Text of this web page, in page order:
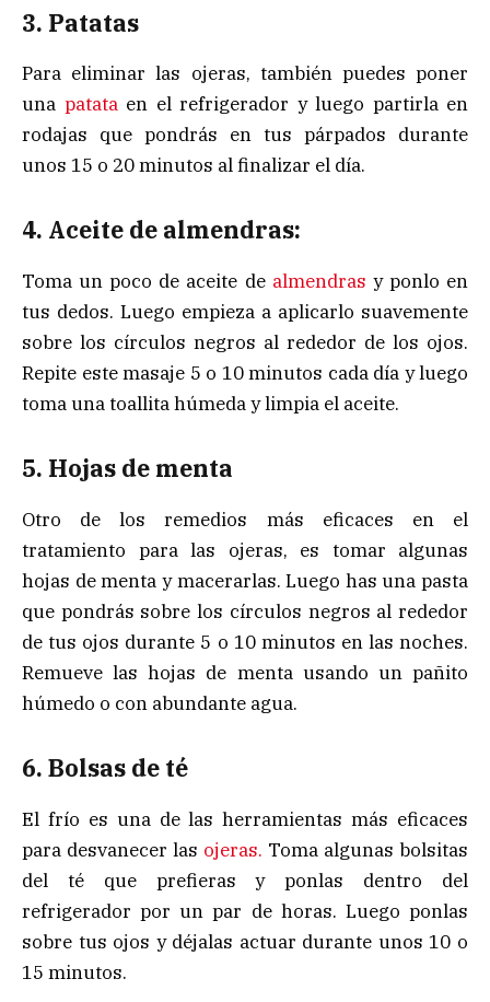
3. Patatas
Para eliminar las ojeras, también puedes poner
una patataen el refrigerador y luego partirla en
rodajas que pondrás en tus párpados durante
unos 15 o 20 minutos al finalizar el día.
4. Aceite de almendras:
Toma un poco de aceite de almendras y ponlo en
tus dedos. Luego empieza a aplicarlo suavemente
sobre los círculos negros al rededor de los ojos.
Repite este masaje 5 o 10 minutos cada día y luego
toma una toallita húmeda y limpia el aceite.
5. Hojas de menta
Otro de los remedios más eficaces en el
tratamiento para las ojeras, es tomar algunas
hojas de menta y macerarlas. Luego has una pasta
que pondrás sobre los círculos negros al rededor
de tus ojos durante 5 o 10 minutos en las noches.
Remueve las hojas de menta usando un pañito
húmedo o con abundante agua.
6. Bolsas de té
El frío es una de las herramientas más eficaces
para desvanecer las ojeras. Toma algunas bolsitas
del té que prefieras y ponlas dentro del
refrigerador por un par de horas. Luego ponlas
sobre tus ojos y déjalas actuar durante unos 10 o
15 minutos.